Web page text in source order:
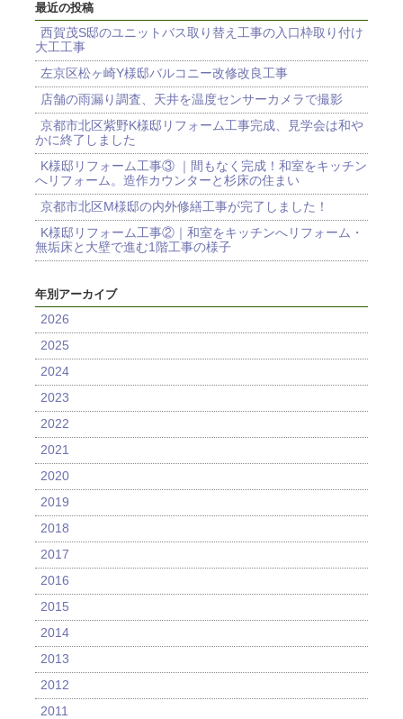
最近の投稿
西賀茂S邸のユニットバス取り替え工事の入口枠取り付け
大工工事
左京区松ヶ崎Y様邸バルコニー改修改良工事
店舗の雨漏り調査、天井を温度センサーカメラで撮影
京都市北区紫野K様邸リフォーム工事完成、見学会は和や
かに終了しました
K様邸リフォーム工事③ ｜間もなく完成！和室をキッチン
へリフォーム。造作カウンターと杉床の住まい
京都市北区M様邸の内外修繕工事が完了しました！
K様邸リフォーム工事②｜和室をキッチンへリフォーム・
無垢床と大壁で進む1階工事の様子
年別アーカイブ
2026
2025
2024
2023
2022
2021
2020
2019
2018
2017
2016
2015
2014
2013
2012
2011